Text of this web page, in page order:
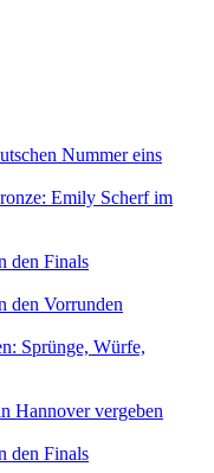
Nummer eins
Emily Scherf im
den Finals
den Vorrunden
Sprünge, Würfe,
Hannover vergeben
den Finals